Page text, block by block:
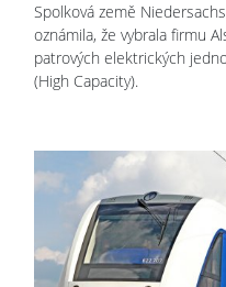
Spolková země
oznámila, že vybrala firmu
patrových elektrických
(High Capacity).